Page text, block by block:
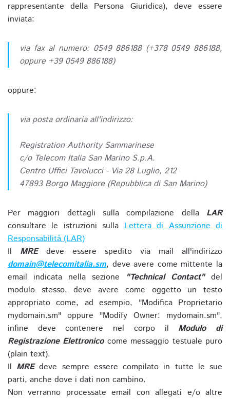
rappresentante della Persona Giuridica), deve essere
inviata:
via fax al numero: 0549 886188 (+378 0549 886188,
oppure +39 0549 886188)
oppure:
via posta ordinaria all'indirizzo:
Registration Authority Sammarinese
c/o Telecom Italia San Marino S.p.A.
Centro Uffici Tavolucci - Via 28 Luglio, 212
47893 Borgo Maggiore (Repubblica di San Marino)
Per maggiori dettagli sulla compilazione della LAR
consultare le istruzioni sullaLettera di Assunzione di
Responsabilità (LAR)
Il MREdeve essere spedito via mail all'indirizzo
domain@telecomitalia.sm, deve avere come mittente la
email indicata nella sezione
"Technical Contact"del
modulo stesso, deve avere come oggetto un testo
appropriato come, ad esempio, "Modifica Proprietario
mydomain.sm" oppure "Modify Owner: mydomain.sm",
infine deve contenere nel corpo il Modulo di
Registrazione Elettronicocome messaggio testuale puro
(plain text).
Il MREdeve sempre essere compilato in tutte le sue
parti, anche dove i dati non cambino.
Non verranno processate email con allegati e/o altre